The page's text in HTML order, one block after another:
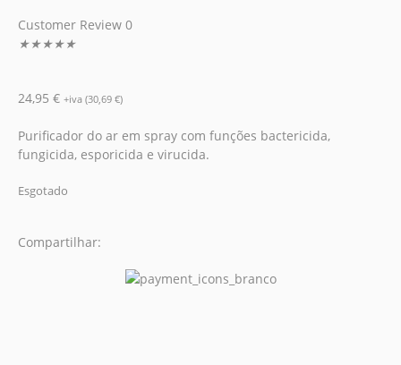
Customer Review 0
★★★★★
24,95 € +iva (30,69 €)
Purificador do ar em spray com funções bactericida,
fungicida, esporicida e virucida.
Esgotado
Compartilhar: